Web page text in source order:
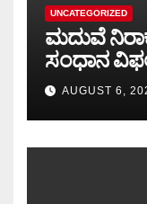
UNCATEGORIZED
ಮದುವೆ
ಸಂಧಾನ
ಮುಂದಿನ
AUGUST 6,